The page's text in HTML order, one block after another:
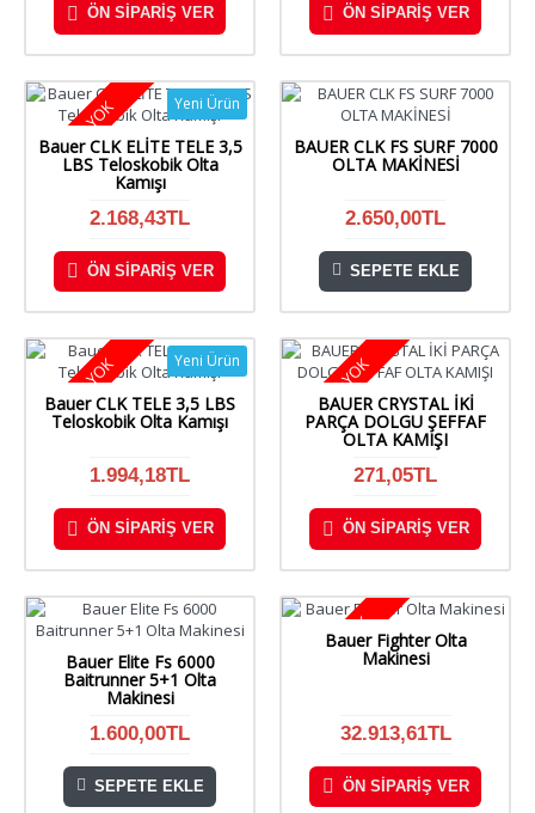
ÖN SIPARIŞ VER ÖN SIPARIŞ VER
Yeni Ürün
STOKTA YOK
Bauer CLK ELİTE TELE 3,5
LBS Teloskobik Olta
Kamışı
2.168,43TL
ÖN SIPARIŞ VER
BAUER CLK FS SURF 7000
OLTA MAKİNESİ
2.650,00TL
SEPETE EKLE
Yeni Ürün
STOKTA YOK
Bauer CLK TELE 3,5 LBS
Teloskobik Olta Kamışı
1.994,18TL
ÖN SIPARIŞ VER
STOKTA YOK
BAUER CRYSTAL İKİ
PARÇA DOLGU ŞEFFAF
OLTA KAMIŞI
271,05TL
ÖN SIPARIŞ VER
Bauer Elite Fs 6000
Baitrunner 5+1 Olta
Makinesi
1.600,00TL
SEPETE EKLE
STOKTA YOK
Bauer Fighter Olta
Makinesi
32.913,61TL
ÖN SIPARIŞ VER